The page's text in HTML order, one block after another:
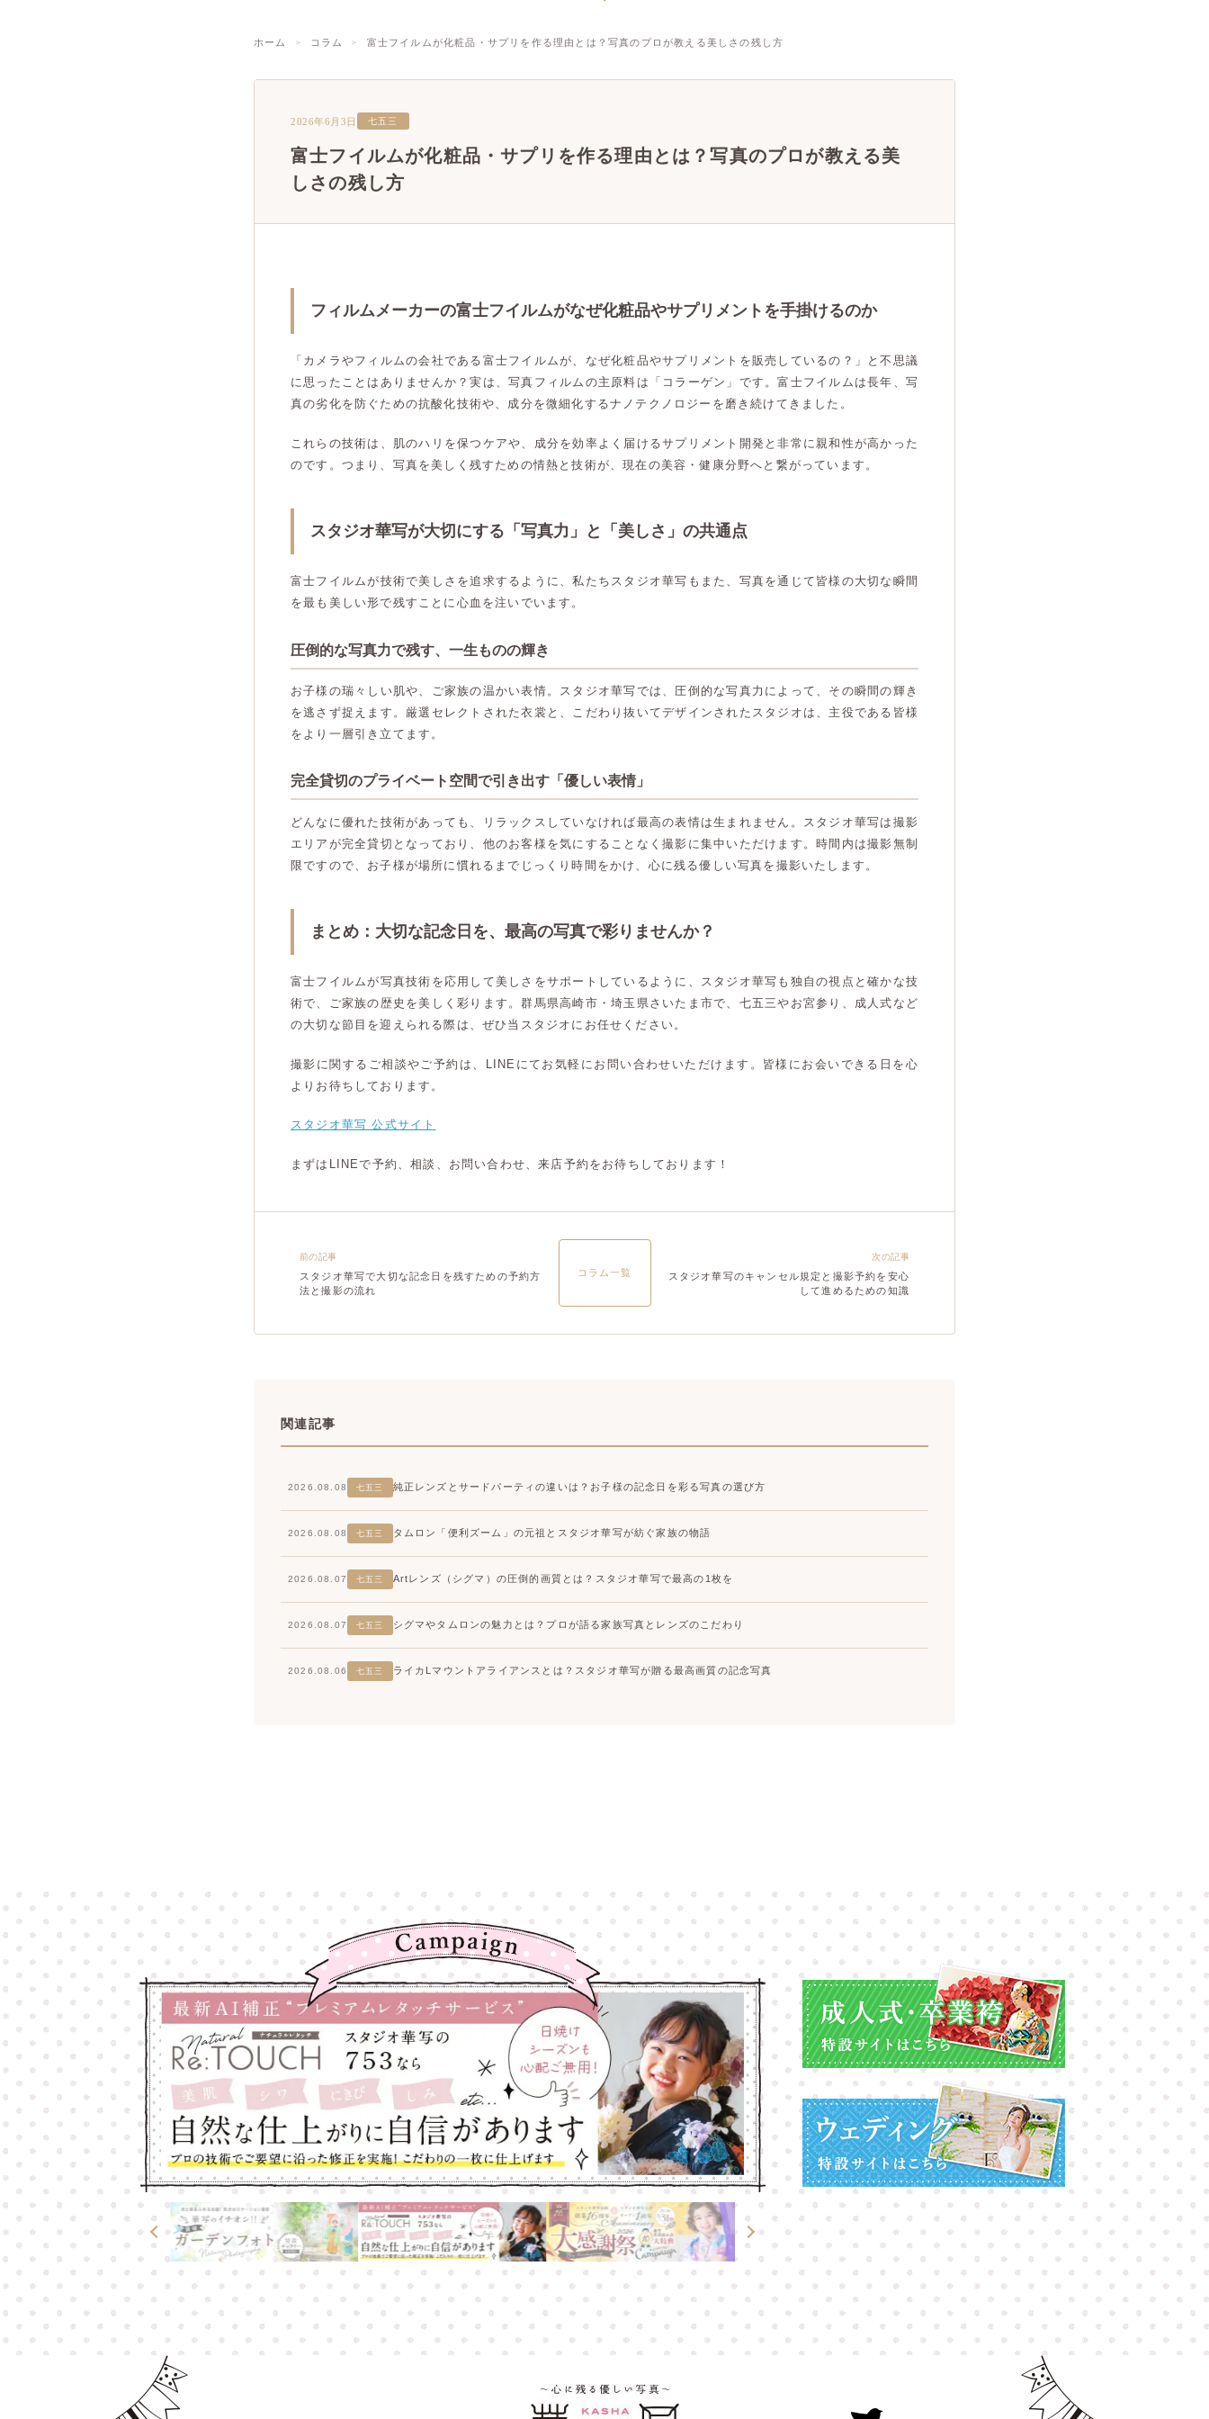
ホーム コラム 富士フイルムが化粧品・サプリを作る理由とは？写真のプロが教える美しさの残し方
2026年6月3日 七五三
富士フイルムが化粧品・サプリを作る理由とは？写真のプロが教える美
しさの残し方
フィルムメーカーの富士フイルムがなぜ化粧品やサプリメントを手掛けるのか
「カメラやフィルムの会社である富士フイルムが、なぜ化粧品やサプリメントを販売しているの？」と不思議
に思ったことはありませんか？実は、写真フィルムの主原料は「コラーゲン」です。富士フイルムは長年、写
真の劣化を防ぐための抗酸化技術や、成分を微細化するナノテクノロジーを磨き続けてきました。
これらの技術は、肌のハリを保つケアや、成分を効率よく届けるサプリメント開発と非常に親和性が高かった
のです。つまり、写真を美しく残すための情熱と技術が、現在の美容・健康分野へと繋がっています。
スタジオ華写が大切にする「写真力」と「美しさ」の共通点
富士フイルムが技術で美しさを追求するように、私たちスタジオ華写もまた、写真を通じて皆様の大切な瞬間
を最も美しい形で残すことに心血を注いでいます。
圧倒的な写真力で残す、一生ものの輝き
お子様の瑞々しい肌や、ご家族の温かい表情。スタジオ華写では、圧倒的な写真力によって、その瞬間の輝き
を逃さず捉えます。厳選セレクトされた衣裳と、こだわり抜いてデザインされたスタジオは、主役である皆様
をより一層引き立てます。
完全貸切のプライベート空間で引き出す「優しい表情」
どんなに優れた技術があっても、リラックスしていなければ最高の表情は生まれません。スタジオ華写は撮影
エリアが完全貸切となっており、他のお客様を気にすることなく撮影に集中いただけます。時間内は撮影無制
限ですので、お子様が場所に慣れるまでじっくり時間をかけ、心に残る優しい写真を撮影いたします。
まとめ：大切な記念日を、最高の写真で彩りませんか？
富士フイルムが写真技術を応用して美しさをサポートしているように、スタジオ華写も独自の視点と確かな技
術で、ご家族の歴史を美しく彩ります。群馬県高崎市・埼玉県さいたま市で、七五三やお宮参り、成人式など
の大切な節目を迎えられる際は、ぜひ当スタジオにお任せください。
撮影に関するご相談やご予約は、LINEにてお気軽にお問い合わせいただけます。皆様にお会いできる日を心
よりお待ちしております。
スタジオ華写 公式サイト
まずはLINEで予約、相談、お問い合わせ、来店予約をお待ちしております！
前の記事
スタジオ華写で大切な記念日を残すための予約方
法と撮影の流れ
コラム一覧
次の記事
スタジオ華写のキャンセル規定と撮影予約を安心
して進めるための知識
関連記事
2026.08.08 七五三 純正レンズとサードパーティの違いは？お子様の記念日を彩る写真の選び方
2026.08.08 七五三 タムロン「便利ズーム」の元祖とスタジオ華写が紡ぐ家族の物語
2026.08.07 七五三 Artレンズ（シグマ）の圧倒的画質とは？スタジオ華写で最高の1枚を
2026.08.07 七五三 シグマやタムロンの魅力とは？プロが語る家族写真とレンズのこだわり
2026.08.06 七五三 ライカLマウントアライアンスとは？スタジオ華写が贈る最高画質の記念写真
大宮店
大宮店